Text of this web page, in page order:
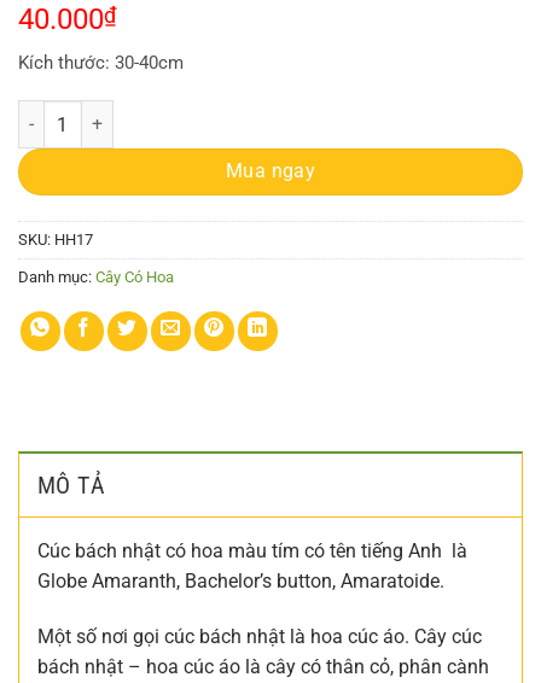
40.000₫
Kích thước: 30-40cm
Cúc Bách Nhật (Amaratoide.) số lượng
Mua ngay
SKU: HH17
Danh mục: Cây Có Hoa
MÔ TẢ
Cúc bách nhật có hoa màu tím có tên tiếng Anh là
Globe Amaranth, Bachelor’s button, Amaratoide.
Một số nơi gọi cúc bách nhật là hoa cúc áo. Cây cúc
bách nhật – hoa cúc áo là cây có thân cỏ, phân cành